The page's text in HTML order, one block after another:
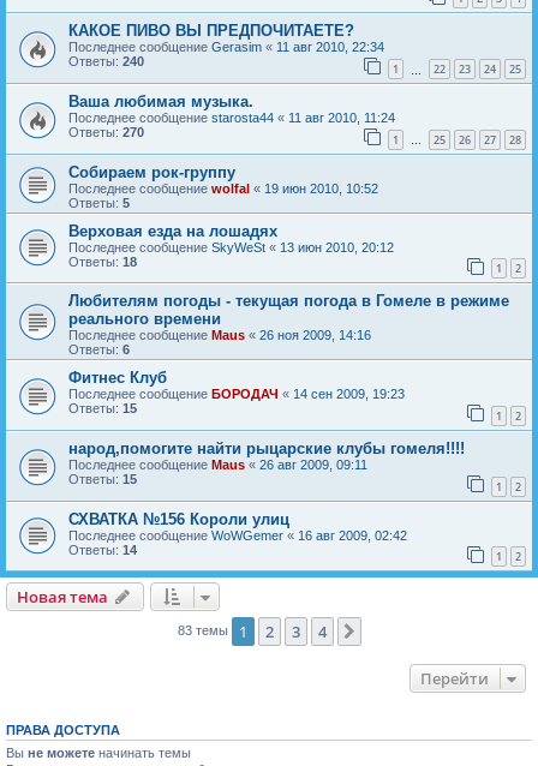
КАКОЕ ПИВО ВЫ ПРЕДПОЧИТАЕТЕ?
Последнее сообщение Gerasim « 11 авг 2010, 22:34
Ответы: 240 1 22 23 24 25
Ваша любимая музыка.
Последнее сообщение starosta44 « 11 авг 2010, 11:24
Ответы: 270 1 … 25 26 27 28
Собираем рок-группу
Последнее сообщение wolfal « 19 июн 2010, 10:52
Ответы: 5
Верховая езда на лошадях
Последнее сообщение SkyWeSt « 13 июн 2010, 20:12
Ответы: 18 1 2
Любителям погоды - текущая погода в Гомеле в режиме
реального времени
Последнее сообщение Maus « 26 ноя 2009, 14:16
Ответы: 6
Фитнес Клуб
Последнее сообщение БОРОДАЧ « 14 сен 2009, 19:23
Ответы: 15 1 2
народ,помогите найти рыцарские клубы гомеля!!!!
Последнее сообщение Maus « 26 авг 2009, 09:11
Ответы: 15 1 2
СХВАТКА №156 Короли улиц
Последнее сообщение WoWGemer « 16 авг 2009, 02:42
Ответы: 14 1 2
Новая тема
Новаятема
83 темы 1 2 3 4
Перейти
ПРАВА ДОСТУПА
Вы не можете начинать темы